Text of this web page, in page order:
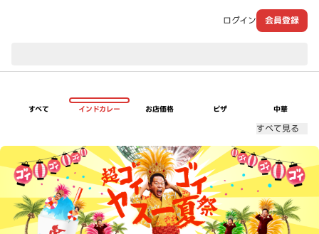
ログイン 会員登録
すべて インドカレー お店価格 ピザ 中華
すべて見る
超ゴイゴイヤスー夏祭